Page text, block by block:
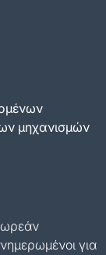
μηχανισμών
για